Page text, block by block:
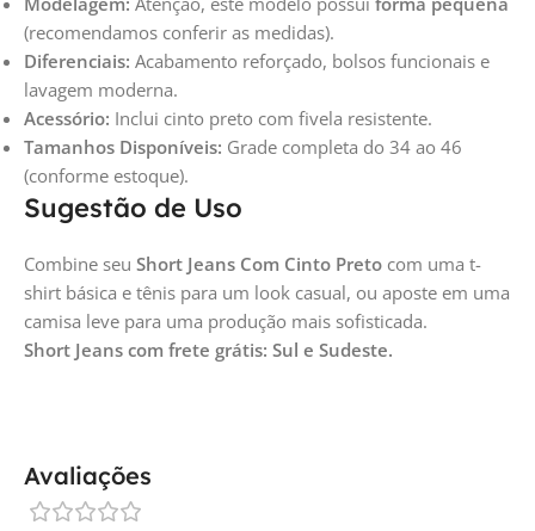
(recomendamos conferir as medidas).
Diferenciais: Acabamento reforçado, bolsos funcionais e
lavagem moderna.
Acessório: Inclui cinto preto com fivela resistente.
Tamanhos Disponíveis: Grade completa do 34 ao 46
(conforme estoque).
Sugestão de Uso
Combine seu Short Jeans Com Cinto Preto com uma t-
shirt básica e tênis para um look casual, ou aposte em uma
camisa leve para uma produção mais sofisticada.
Short Jeans com frete grátis: Sul e Sudeste.
Avaliações